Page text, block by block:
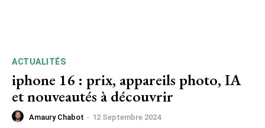
ACTUALITÉS
iphone 16 : prix, appareils photo, IA
et nouveautés à découvrir
Amaury Chabot - 12 Septembre 2024